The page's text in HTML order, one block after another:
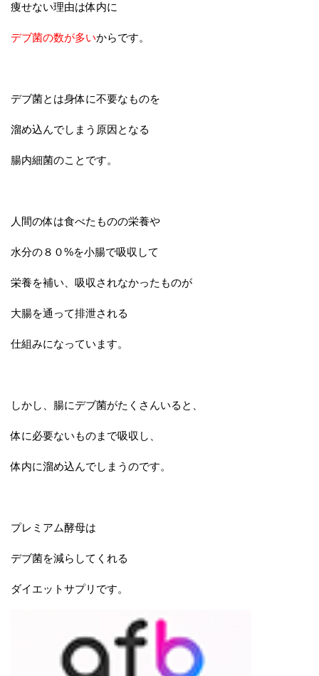
痩せない理由は体内に
デブ菌の数が多いからです。
デブ菌とは身体に不要なものを
溜め込んでしまう原因となる
腸内細菌のことです。
人間の体は食べたものの栄養や
水分の８０%を小腸で吸収して
栄養を補い、吸収されなかったものが
大腸を通って排泄される
仕組みになっています。
しかし、腸にデブ菌がたくさんいると、
体に必要ないものまで吸収し、
体内に溜め込んでしまうのです。
プレミアム酵母は
デブ菌を減らしてくれる
ダイエットサプリです。